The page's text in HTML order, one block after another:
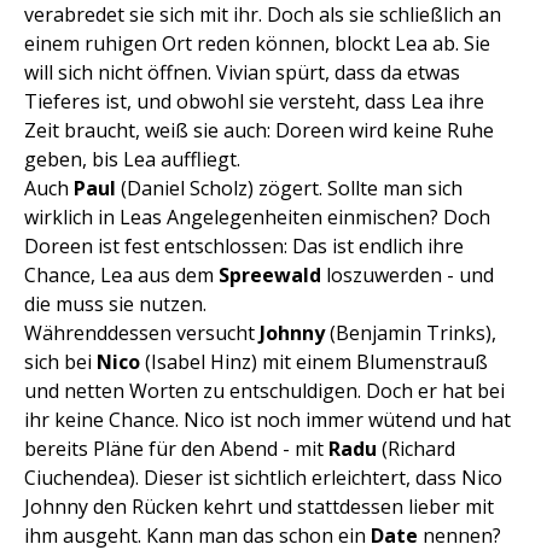
verabredet sie sich mit ihr. Doch als sie schließlich an
einem ruhigen Ort reden können, blockt Lea ab. Sie
will sich nicht öffnen. Vivian spürt, dass da etwas
Tieferes ist, und obwohl sie versteht, dass Lea ihre
Zeit braucht, weiß sie auch: Doreen wird keine Ruhe
geben, bis Lea auffliegt.
Auch Paul (Daniel Scholz) zögert. Sollte man sich
wirklich in Leas Angelegenheiten einmischen? Doch
Doreen ist fest entschlossen: Das ist endlich ihre
Chance, Lea aus dem Spreewald loszuwerden - und
die muss sie nutzen.
Währenddessen versucht Johnny(Benjamin Trinks),
sich bei Nico(Isabel Hinz) mit einem Blumenstrauß
und netten Worten zu entschuldigen. Doch er hat bei
ihr keine Chance. Nico ist noch immer wütend und hat
bereits Pläne für den Abend - mit Radu (Richard
Ciuchendea). Dieser ist sichtlich erleichtert, dass Nico
Johnny den Rücken kehrt und stattdessen lieber mit
ihm ausgeht. Kann man das schon ein Date nennen?